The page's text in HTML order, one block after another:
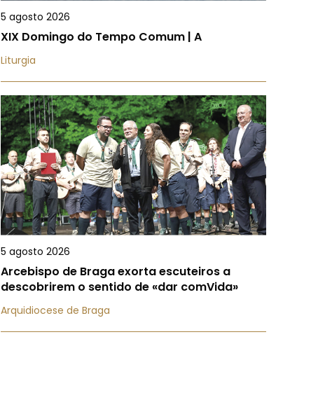
5 agosto 2026
XIX Domingo do Tempo Comum | A
Liturgia
5 agosto 2026
Arcebispo de Braga exorta escuteiros a
descobrirem o sentido de «dar comVida»
Arquidiocese de Braga